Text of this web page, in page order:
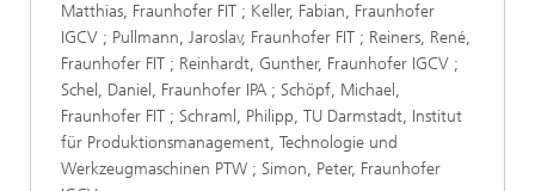
Matthias, Fraunhofer FIT ; Keller, Fabian, Fraunhofer
IGCV ; Pullmann, Jaroslav, Fraunhofer FIT ; Reiners, René,
Fraunhofer FIT ; Reinhardt, Gunther, Fraunhofer IGCV ;
Schel, Daniel, Fraunhofer IPA ; Schöpf, Michael,
Fraunhofer FIT ; Schraml, Philipp, TU Darmstadt, Institut
für Produktionsmanagement, Technologie und
Werkzeugmaschinen PTW ; Simon, Peter, Fraunhofer